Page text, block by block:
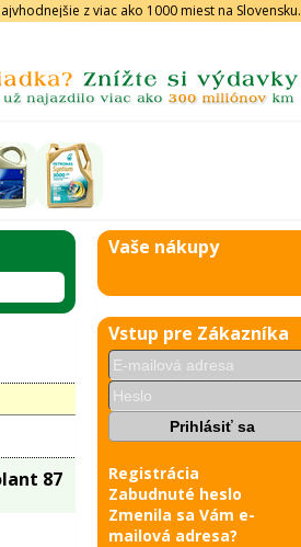
z viac ako 1000 miest na Slovensku.
87
Vaše nákupy
Vstup pre Zákazníka
Registrácia
Zabudnuté heslo
Zmenila sa Vám e-
mailová adresa?